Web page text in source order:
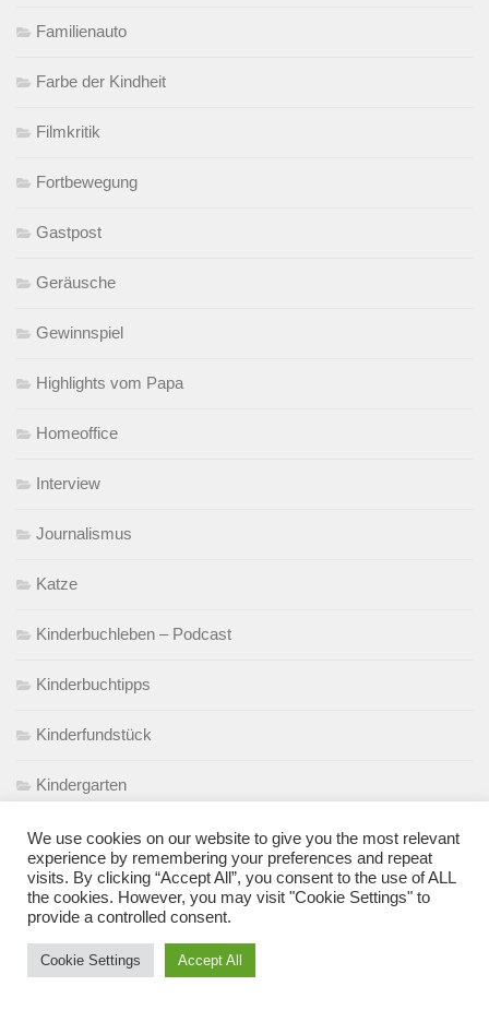
Familienauto
Farbe der Kindheit
Filmkritik
Fortbewegung
Gastpost
Geräusche
Gewinnspiel
Highlights vom Papa
Homeoffice
Interview
Journalismus
Katze
Kinderbuchleben – Podcast
Kinderbuchtipps
Kinderfundstück
Kindergarten
Kita
Klamotten
We use cookies on our website to give you the most relevant
experience by remembering your preferences and repeat
visits. By clicking “Accept All”, you consent to the use of ALL
the cookies. However, you may visit "Cookie Settings" to
provide a controlled consent.
Cookie Settings Accept All